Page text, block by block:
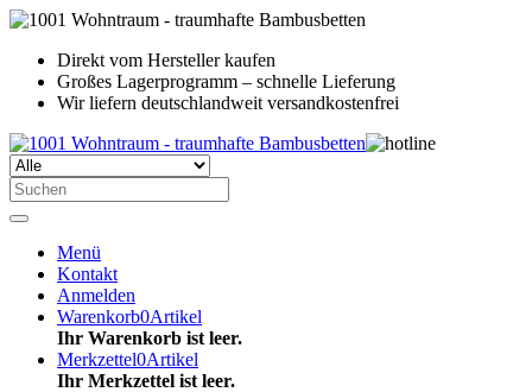
Direkt vom Hersteller kaufen
Großes Lagerprogramm – schnelle Lieferung
Wir liefern deutschlandweit versandkostenfrei
Menü
Kontakt
Anmelden
Warenkorb0Artikel
Ihr Warenkorb ist leer.
Merkzettel0Artikel
Ihr Merkzettel ist leer.